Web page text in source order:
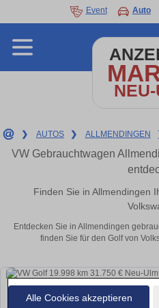
Alle Cookies akzeptieren
Event Auto
❯ AUTOS ❯ ALLMENDINGEN
VW Gebrauchtwagen
Finden Sie in Allmendingen
Entdecken Sie in Allmendingen
finden Sie für den Golf von